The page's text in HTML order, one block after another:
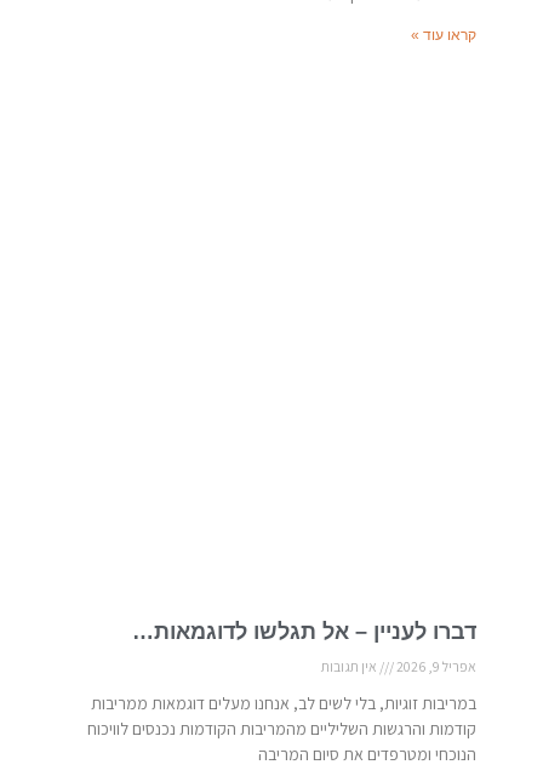
קראו עוד »
דברו לעניין – אל תגלשו לדוגמאות…
אפריל 9, 2026 אין תגובות
במריבות זוגיות, בלי לשים לב, אנחנו מעלים דוגמאות ממריבות
קודמות והרגשות השליליים מהמריבות הקודמות נכנסים לוויכוח
הנוכחי ומטרפדים את סיום המריבה